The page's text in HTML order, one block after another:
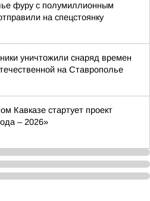
фуру с полумиллионным
на спецстоянку
уничтожили снаряд времен
на Ставрополье
Кавказе стартует проект
– 2026»